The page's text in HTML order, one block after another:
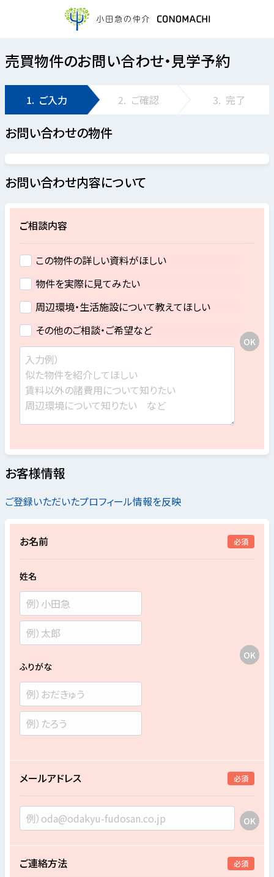
売買物件のお問い合わせ・見学予約
1. ご入力 2. ご確認 3. 完了
お問い合わせの物件
お問い合わせ内容について
ご相談内容
この物件の詳しい資料がほしい
物件を実際に見てみたい
周辺環境・生活施設について教えてほしい
その他のご相談・ご希望など
お客様情報
ご登録いただいたプロフィール情報を反映
お名前 必須
姓名
ふりがな
メールアドレス 必須
ご連絡方法 必須